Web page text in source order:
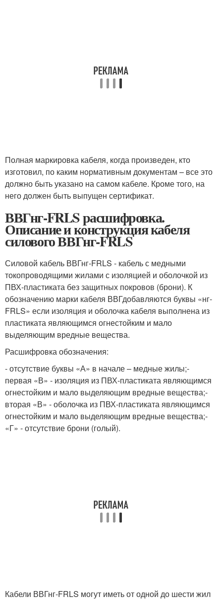
Полная маркировка кабеля, когда произведен, кто
изготовил, по каким нормативным документам – все это
должно быть указано на самом кабеле. Кроме того, на
него должен быть выпущен сертификат.
ВВГнг-FRLS расшифровка.
Описание и конструкция кабеля
силового ВВГнг-FRLS
Силовой кабель ВВГнг-FRLS - кабель с медными
токопроводящими жилами с изоляцией и оболочкой из
ПВХ-пластиката без защитных покровов (брони). К
обозначению марки кабеля ВВГдобавляются буквы «нг-
FRLS» если изоляция и оболочка кабеля выполнена из
пластиката являющимся огнестойким и мало
выделяющим вредные вещества.
Расшифровка обозначения:
- отсутствие буквы «А» в начале – медные жилы;-
первая «В» - изоляция из ПВХ-пластиката являющимся
огнестойким и мало выделяющим вредные вещества;-
вторая «В» - оболочка из ПВХ-пластиката являющимся
огнестойким и мало выделяющим вредные вещества;-
«Г» - отсутствие брони (голый).
Кабели ВВГнг-FRLS могут иметь от одной до шести жил